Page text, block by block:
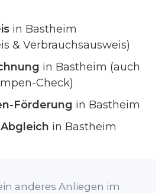
in Bastheim
& Verbrauchsausweis)
in Bastheim (auch
Check)
Förderung in Bastheim
in Bastheim
anderes Anliegen im